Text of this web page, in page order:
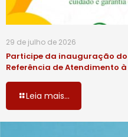
29 de julho de 2026
Participe da inauguração do
Referência de Atendimento
Leia mais...